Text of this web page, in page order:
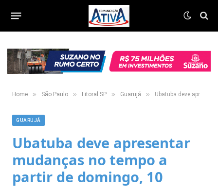
Home » São Paulo » Litoral SP » Guarujá » Ubatuba deve apresentar mudanças no tempo a partir de domingo, 10
GUARUJÁ
Ubatuba deve apresentar
mudanças no tempo a
partir de domingo, 10